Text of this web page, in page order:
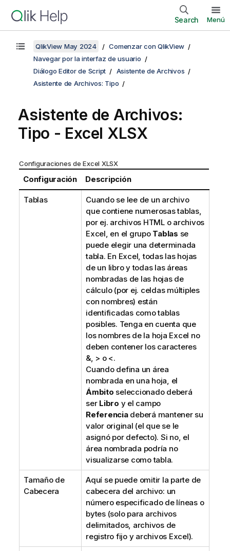
Search Menú
QlikView May 2024
Comenzar con QlikView
Navegar por la interfaz de usuario
Diálogo Editor de Script
Asistente de Archivos
Asistente de Archivos: Tipo
Asistente de Archivos:
Tipo - Excel XLSX
Configuraciones de Excel XLSX
Configuración Descripción
Tablas
Cuando se lee de un archivo
que contiene numerosas tablas,
por ej. archivos HTML o archivos
Excel, en el grupo Tablas se
puede elegir una determinada
tabla. En Excel, todas las hojas
de un libro y todas las áreas
nombradas de las hojas de
cálculo (por ej. celdas múltiples
con nombres) están
identificadas como tablas
posibles. Tenga en cuenta que
los nombres de la hoja Excel no
deben contener los caracteres
&, > o <.
Cuando defina un área
nombrada en una hoja, el
Ámbito seleccionado deberá
ser Libro y el campo
Referenciadeberá mantener su
valor original (el que se le
asignó por defecto). Si no, el
área nombrada podría no
visualizarse como tabla.
Tamaño de
Cabecera
Aquí se puede omitir la parte de
cabecera del archivo: un
número especificado de líneas o
bytes (solo para archivos
delimitados, archivos de
registro fijo y archivos Excel).